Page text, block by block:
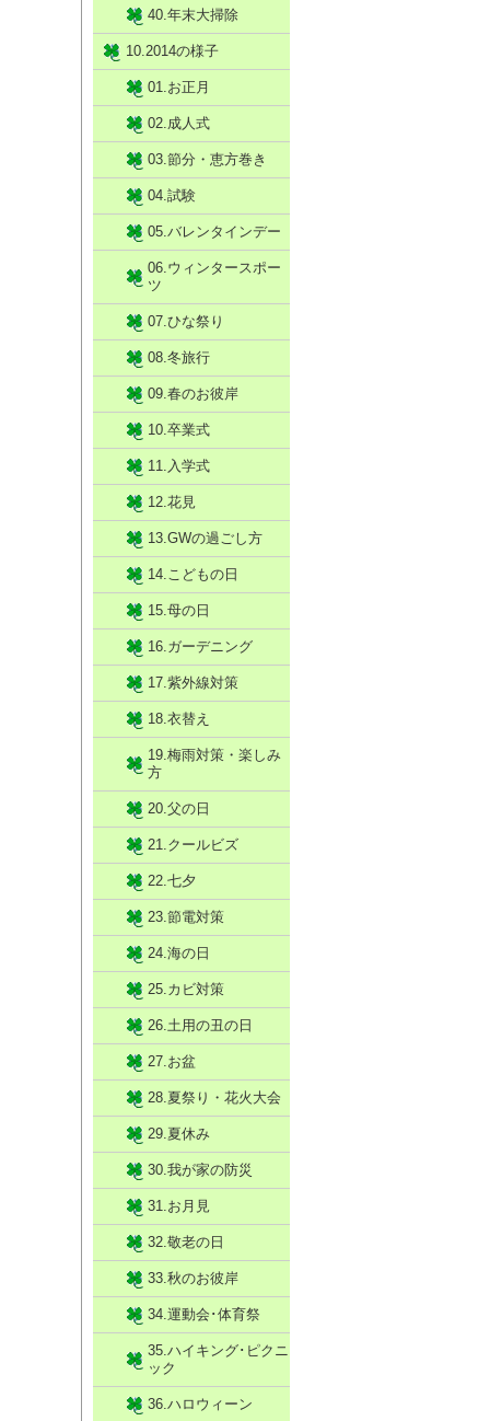
40.年末大掃除
10.2014の様子
01.お正月
02.成人式
03.節分・恵方巻き
04.試験
05.バレンタインデー
06.ウィンタースポー
ツ
07.ひな祭り
08.冬旅行
09.春のお彼岸
10.卒業式
11.入学式
12.花見
13.GWの過ごし方
14.こどもの日
15.母の日
16.ガーデニング
17.紫外線対策
18.衣替え
19.梅雨対策・楽しみ
方
20.父の日
21.クールビズ
22.七夕
23.節電対策
24.海の日
25.カビ対策
26.土用の丑の日
27.お盆
28.夏祭り・花火大会
29.夏休み
30.我が家の防災
31.お月見
32.敬老の日
33.秋のお彼岸
34.運動会･体育祭
35.ハイキング･ピクニ
ック
36.ハロウィーン